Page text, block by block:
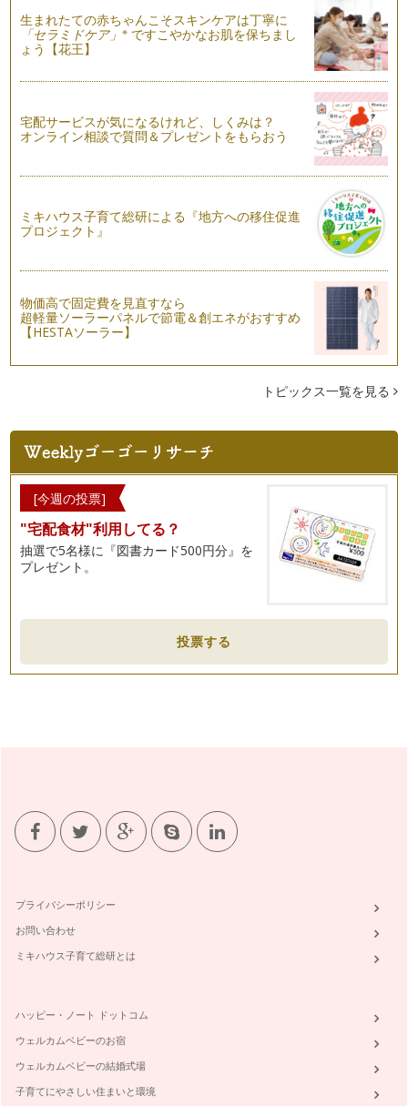
皆さん、こんにちは！アクティブ野菜ソムリエの 岩本 香
です。７月に入り、まだまだ不安定な…
皆さん、こんにちは！ アクティブ野菜ソムリエの岩本 香で
野菜も大変身！ 親子で作ろう ジェリーサラダ♪
皆さん、こんにちは！野菜ソムリエの岩本 香 です。東京も
とうとう梅雨入りしましたね。家にこ…
野菜でスイーツ♪ 親子で作ろうトマトのブラマンジェ
こんにちは！ 野菜ソムリエの岩本 香です。今年もあっとい
こんにちは！野菜ソムリエの岩本 香です。少しずつ暑い日差
しが感じられるようになってきました…
皆さん、こんにちは！ 野菜ソムリエの岩本 香です。 今回
のコラムでは、私の息子（現…
春だ！野菜を育ててみよう♪②～実践編～
桜が咲き始め、すっかり春ですね♪ 皆さんこんにちは、野菜
ソムリエの岩本 香です。 …
春だ！野菜を育ててみよう♪①～ねらい編～
春が近づいて来ましたね！ こんにちは！ 野菜ソムリエの岩
集団の力（ちから）～野菜ぎらい克服塾の現場から～
みなさん、こんにちは！ 野菜ソムリエの岩本 香です。 も
う3月！ 春は子どもたちにとっ…
したが、まだまだ寒い日が続…
野菜ぎらいの克服へ～食べないステップ～
皆さん、こんにちは！ 野菜ソムリエで二児の母、岩本 香で
す。これから一年間、親子で…
生まれたての赤ちゃんこそスキンケアは丁寧に
「セラミドケア」※ ですこやかなお肌を保ちまし
ょう【花王】
宅配サービスが気になるけれど、しくみは？
オンライン相談で質問＆プレゼントをもらおう
ミキハウス子育て総研による『地方への移住促進
プロジェクト』
物価高で固定費を見直すなら
超軽量ソーラーパネルで節電＆創エネがおすすめ
【HESTAソーラー】
トピックス一覧を見る
[今週の投票]
"宅配食材"利用してる？
抽選で5名様に『図書カード500円分』を
プレゼント。
投票する
プライバシーポリシー
お問い合わせ
ミキハウス子育て総研とは
ハッピー・ノート ドットコム
ウェルカムベビーのお宿
ウェルカムベビーの結婚式場
子育てにやさしい住まいと環境